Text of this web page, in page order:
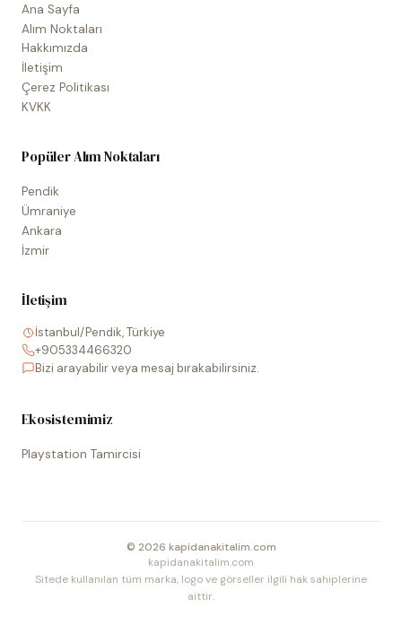
Ana Sayfa
Alım Noktaları
Hakkımızda
İletişim
Çerez Politikası
KVKK
Popüler Alım Noktaları
Pendik
Ümraniye
Ankara
İzmir
İletişim
İstanbul/Pendik, Türkiye
+905334466320
Bizi arayabilir veya mesaj bırakabilirsiniz.
Ekosistemimiz
Playstation Tamircisi
© 2026 kapidanakitalim.com
kapidanakitalim.com
Sitede kullanılan tüm marka, logo ve görseller ilgili hak sahiplerine
aittir.